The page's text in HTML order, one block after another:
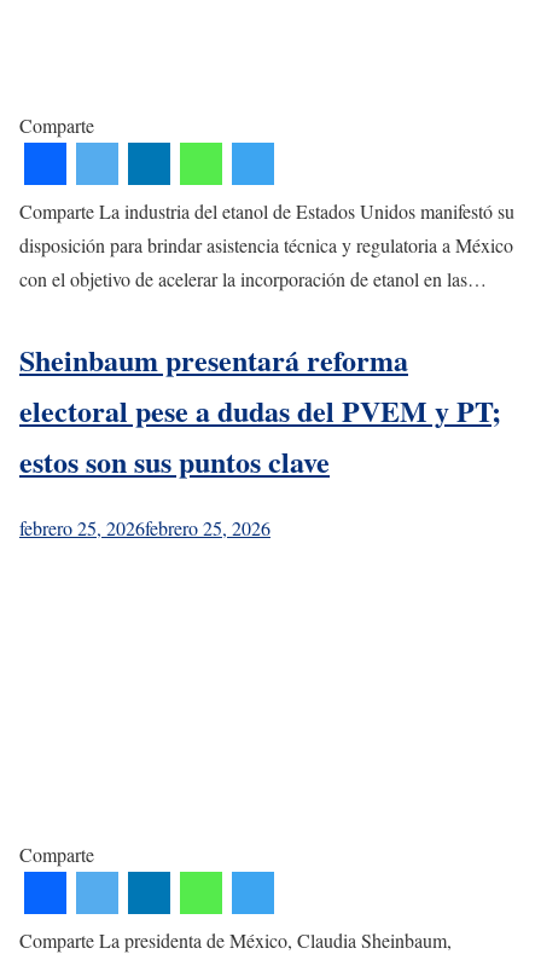
Comparte
Comparte La industria del etanol de Estados Unidos manifestó su
disposición para brindar asistencia técnica y regulatoria a México
con el objetivo de acelerar la incorporación de etanol en las…
Sheinbaum presentará reforma
electoral pese a dudas del PVEM y PT;
estos son sus puntos clave
febrero 25, 2026febrero 25, 2026
Comparte
Comparte La presidenta de México, Claudia Sheinbaum,